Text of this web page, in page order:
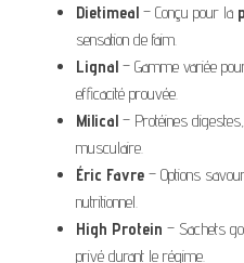
Dietimeal – Conçu pour la
sensation de faim.
Lignal – Gamme variée
efficacité prouvée.
Milical – Protéines
musculaire.
Éric Favre – Options
nutritionnel.
High Protein – Sachets
privé durant le régime.